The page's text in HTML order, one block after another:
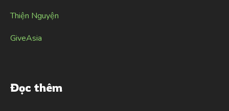
Thiện Nguyện
GiveAsia
Đọc thêm